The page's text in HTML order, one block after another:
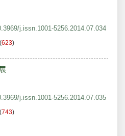
j.issn.1001-5256.2014.07.034
(623)
j.issn.1001-5256.2014.07.035
(743)